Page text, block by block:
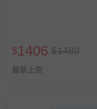
$1406 $1480
最新上架